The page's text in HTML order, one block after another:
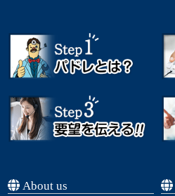
About us